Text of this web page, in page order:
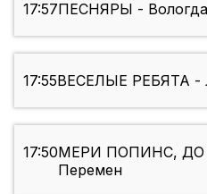
17:57ПЕСНЯРЫ - Вологда
17:55ВЕСЕЛЫЕ РЕБЯТА -
17:50МЕРИ ПОПИНС, ДО
Перемен